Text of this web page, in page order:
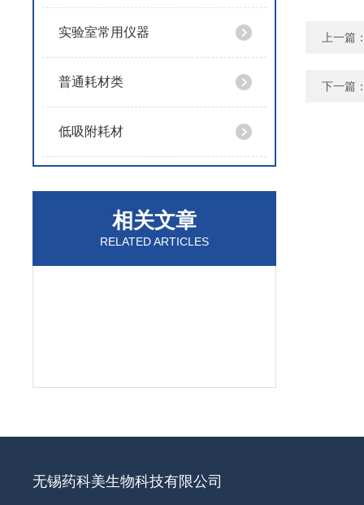
实验室常用仪器
普通耗材类
低吸附耗材
相关文章
RELATED ARTICLES
上一篇
下一篇
无锡药科美生物科技有限公司